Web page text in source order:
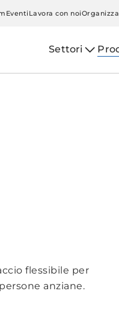
EventiLavora con noi
Settori
flessibile per
anziane.